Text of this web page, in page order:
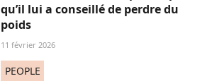
qu’il lui a conseillé de perdre du
poids
11 février 2026
PEOPLE